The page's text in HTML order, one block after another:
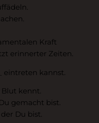
Kraft
erinnerter Zeiten.
eintreten kannst.
Blut kennt.
gemacht bist.
Du bist.